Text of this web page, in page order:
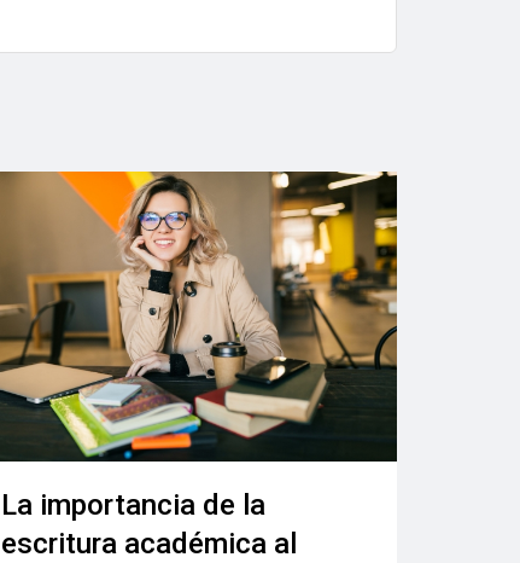
La importancia de la
escritura académica al